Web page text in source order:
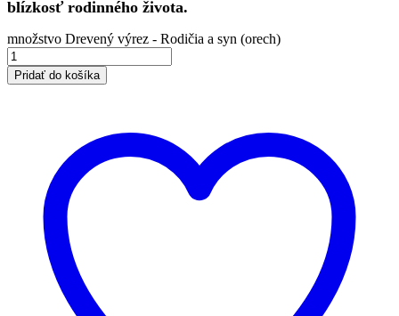
blízkosť rodinného života.
množstvo Drevený výrez - Rodičia a syn (orech)
Pridať do košíka